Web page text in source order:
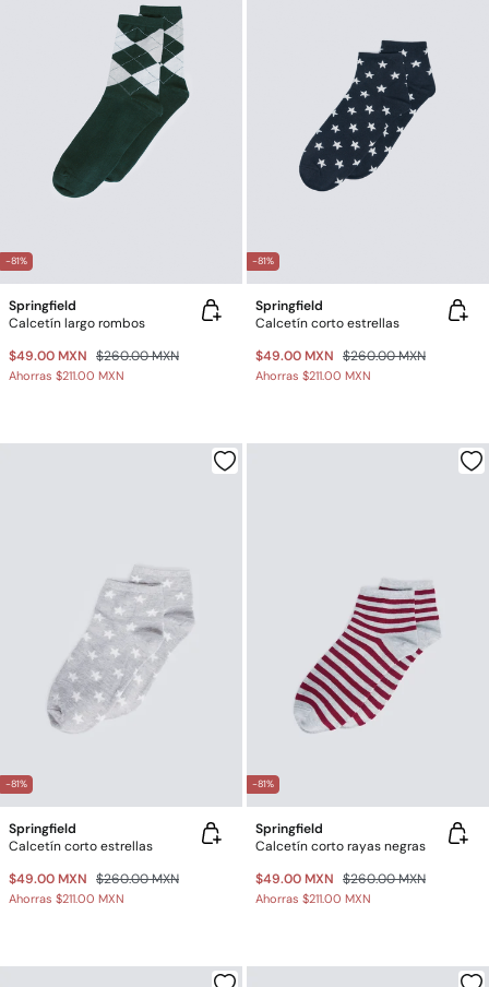
-81%
Springfield
Calcetín largo rombos
$49.00 MXN $260.00 MXN
Ahorras $211.00 MXN
-81%
Springfield
Calcetín corto estrellas
$49.00 MXN $260.00 MXN
Ahorras $211.00 MXN
-81%
Springfield
Calcetín corto estrellas
$49.00 MXN $260.00 MXN
Ahorras $211.00 MXN
-81%
Springfield
Calcetín corto rayas negras
$49.00 MXN $260.00 MXN
Ahorras $211.00 MXN